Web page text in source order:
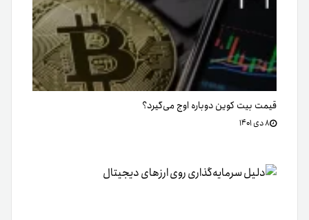
قیمت بیت کوین دوباره اوج می‌گیرد؟
۸ دی ۱۴۰۱